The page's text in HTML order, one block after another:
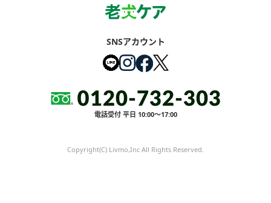
SNSアカウント
電話受付 平日 10:00～17:00
Copyright(C) Livmo,Inc All Rights Reserved.